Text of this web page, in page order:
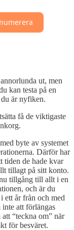
ut, men
kan testa på en
är nyfiken.
få de viktigaste
byte av systemet
Därför har
tiden de hade kvar
tillagt på sitt konto.
tillgång till allt i en
och är du
ett år från och med
att förlängas
“teckna om” när
för besväret.